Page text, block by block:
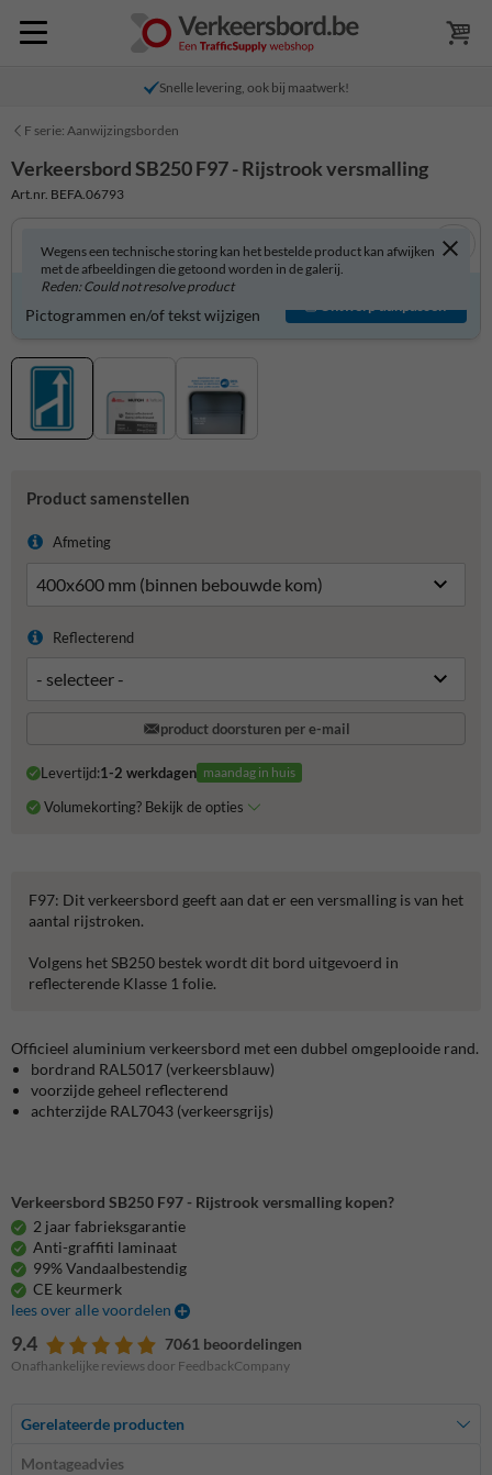
Snelle levering, ook bij maatwerk!
F serie: Aanwijzingsborden
Verkeersbord SB250 F97 - Rijstrook versmalling
Art.nr. BEFA.06793
Wegens een technische storing kan het bestelde product kan afwijken
met de afbeeldingen die getoond worden in de galerij.
Reden: Could not resolve product
Verkeersbord zelf aanpassen?
Pictogrammen en/of tekst wijzigen
Ontwerp aanpassen
Product samenstellen
Afmeting
Reflecterend
product doorsturen per e-mail
Levertijd:1-2 werkdagen maandag in huis
Volumekorting? Bekijk de opties
F97: Dit verkeersbord geeft aan dat er een versmalling is van het
aantal rijstroken.
Volgens het SB250 bestek wordt dit bord uitgevoerd in
reflecterende Klasse 1 folie.
Officieel aluminium verkeersbord met een dubbel omgeplooide rand.
bordrand RAL5017 (verkeersblauw)
voorzijde geheel reflecterend
achterzijde RAL7043 (verkeersgrijs)
Verkeersbord SB250 F97 - Rijstrook versmalling kopen?
2 jaar fabrieksgarantie
Anti-graffiti laminaat
99% Vandaalbestendig
CE keurmerk
lees over alle voordelen
9.4 7061 beoordelingen
Onafhankelijke reviews door FeedbackCompany
Gerelateerde producten
Montageadvies